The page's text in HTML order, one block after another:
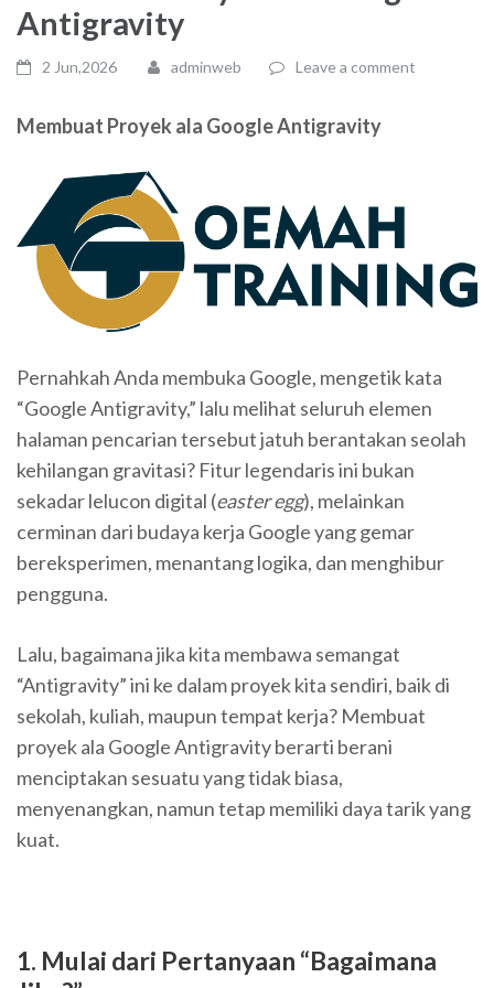
Antigravity
2 Jun,2026 adminweb Leave a comment
Membuat Proyek ala Google Antigravity
Pernahkah Anda membuka Google, mengetik kata
“Google Antigravity,” lalu melihat seluruh elemen
halaman pencarian tersebut jatuh berantakan seolah
kehilangan gravitasi? Fitur legendaris ini bukan
sekadar lelucon digital (easter egg), melainkan
cerminan dari budaya kerja Google yang gemar
bereksperimen, menantang logika, dan menghibur
pengguna.
Lalu, bagaimana jika kita membawa semangat
“Antigravity” ini ke dalam proyek kita sendiri, baik di
sekolah, kuliah, maupun tempat kerja? Membuat
proyek ala Google Antigravity berarti berani
menciptakan sesuatu yang tidak biasa,
menyenangkan, namun tetap memiliki daya tarik yang
kuat.
1. Mulai dari Pertanyaan “Bagaimana